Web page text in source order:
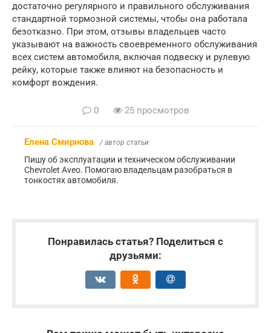
достаточно регулярного и правильного обслуживания
стандартной тормозной системы, чтобы она работала
безотказно. При этом, отзывы владельцев часто
указывают на важность своевременного обслуживания
всех систем автомобиля, включая подвеску и рулевую
рейку, которые также влияют на безопасность и
комфорт вождения.
0 25 просмотров
Елена Смирнова / автор статьи
Пишу об эксплуатации и техническом обслуживании
Chevrolet Aveo. Помогаю владельцам разобраться в
тонкостях автомобиля.
Понравилась статья? Поделиться с
друзьями: